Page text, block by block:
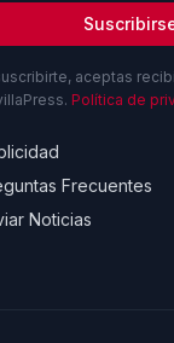
aceptas
Política de
Frecuentes
Noticias